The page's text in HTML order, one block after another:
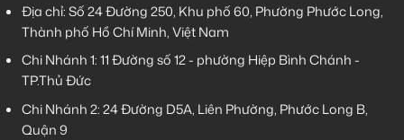
Địa chỉ: Số 24 Đường 250, Khu phố 60, Phường Phước Long,
Thành phố Hồ Chí Minh, Việt Nam
Chi Nhánh 1:11 Đường số 12 - phường Hiệp Bình Chánh -
TP.Thủ Đức
Chi Nhánh 2:24 Đường D5A, Liên Phường, Phước Long B,
Quận 9